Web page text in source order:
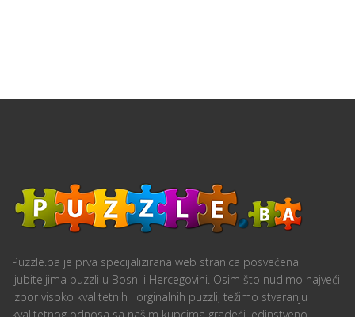
Puzzle.ba je prva specijalizirana web stranica posvećena
ljubiteljima puzzli u Bosni i Hercegovini. Osim što nudimo najveći
izbor visoko kvalitetnih i orginalnih puzzli, težimo stvaranju